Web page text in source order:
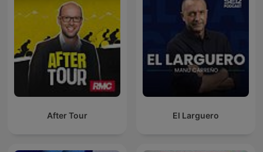
After Tour El Larguero